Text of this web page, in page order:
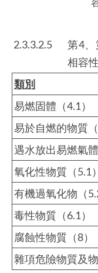
2.3.3.2.5
第4、
相容
類別
易燃固體（4.1）
易於自燃的物質（
遇水放出易燃氣
氧化性物質（5.1）
有機過氧化物（
毒性物質（6.1）
腐蝕性物質（8）
雜項危險物質及物